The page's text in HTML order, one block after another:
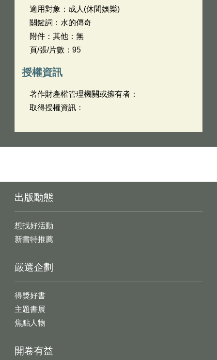
適用對象：成人(休閒娛樂)
關鍵詞：水的傳奇
附件：其他：無
頁/張/片數：95
授權資訊
著作財產權管理機關或擁有者：
取得授權資訊：
出版動態
想找好活動
新書特推薦
開卷有益
嚴選企劃
得獎好書
主題書展
焦點人物